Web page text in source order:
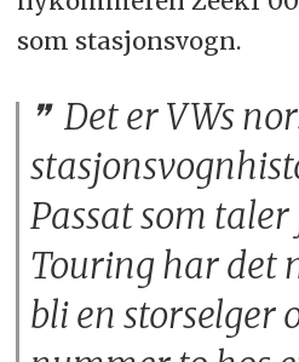
som stasjonsvogn.
Det er VWs
Passat som taler
Touring har det
bli en storselger